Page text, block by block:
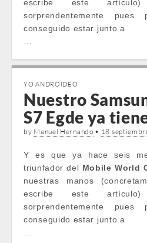
escribe este
sorprendentemente pues
conseguido estar junto a
YO ANDROIDEO
Nuestro
S7 Egde ya
by Manuel Hernando • 18
Y es que ya hace seis
triunfador del Mobile World
nuestras manos
escribe este
sorprendentemente pues
conseguido estar junto a